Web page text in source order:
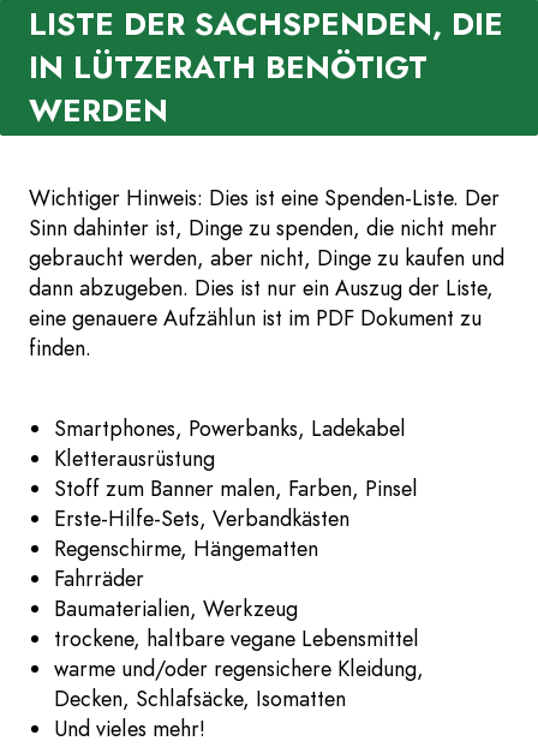
LISTE DER SACHSPENDEN, DIE
IN LÜTZERATH BENÖTIGT
WERDEN
Wichtiger Hinweis: Dies ist eine Spenden-Liste. Der
Sinn dahinter ist, Dinge zu spenden, die nicht mehr
gebraucht werden, aber nicht, Dinge zu kaufen und
dann abzugeben. Dies ist nur ein Auszug der Liste,
eine genauere Aufzählun ist im PDF Dokument zu
finden.
Smartphones, Powerbanks, Ladekabel
Kletterausrüstung
Stoff zum Banner malen, Farben, Pinsel
Erste-Hilfe-Sets, Verbandkästen
Regenschirme, Hängematten
Fahrräder
Baumaterialien, Werkzeug
trockene, haltbare vegane Lebensmittel
warme und/oder regensichere Kleidung,
Decken, Schlafsäcke, Isomatten
Und vieles mehr!